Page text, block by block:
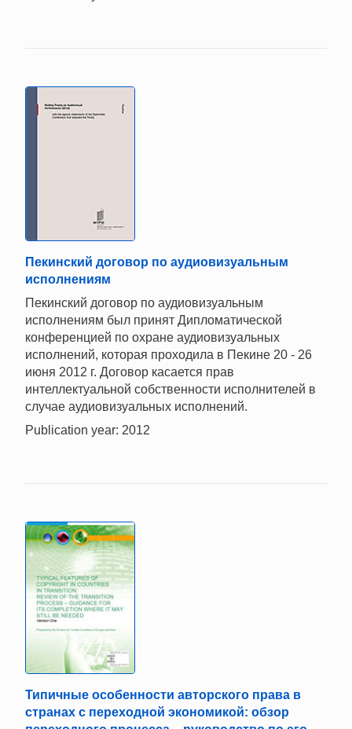
Пекинский договор по аудиовизуальным
исполнениям
Пекинский договор по аудиовизуальным
исполнениям был принят Дипломатической
конференцией по охране аудиовизуальных
исполнений, которая проходила в Пекине 20 - 26
июня 2012 г. Договор касается прав
интеллектуальной собственности исполнителей в
случае аудиовизуальных исполнений.
Publication year: 2012
Типичные особенности авторского права в
странах с переходной экономикой: обзор